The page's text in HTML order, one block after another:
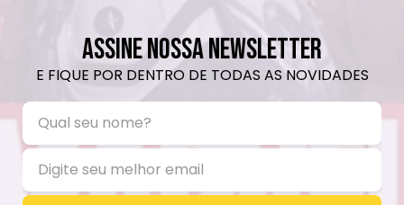
ASSINE NOSSA NEWSLETTER
E FIQUE POR DENTRO DE TODAS AS NOVIDADES